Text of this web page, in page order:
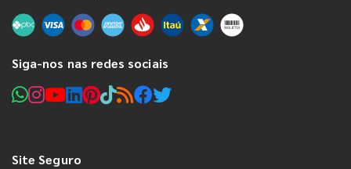
Siga-nos nas redes sociais
Site Seguro